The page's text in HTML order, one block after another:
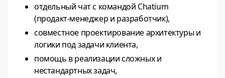
отдельный чат с командой Chatium
(продакт‑менеджер и разработчик),
совместное проектирование архитектуры и
логики под задачи клиента,
помощь в реализации сложных и
нестандартных задач,